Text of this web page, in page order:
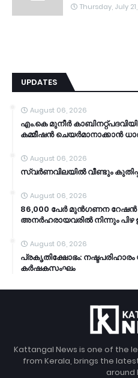
Thursday, July
UPDATES
August 06, 2026
എം.കെ മുനീര്‍
കമ്മീഷന്‍ ചെയര്‍മാനാക്കാന്‍
August 06, 2026
സ്വർണവിലയിൽ വീണ്ടും
August 06, 2026
86,000 പേർ മുൻഗണന റേഷൻ
അനർഹരായവരിൽ നിന്നും
August 06, 2026
പ്രകൃതിക്ഷോഭം:
കർഷകസംഘം
Kattangal News is one of the
from Kerala, brings the
around